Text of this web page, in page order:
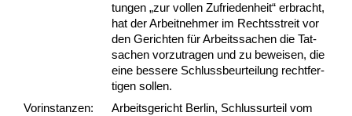
tun­gen „zur vol­len Zu­frie­den­heit“ er­bracht,
hat der Ar­beit­neh­mer im Rechts­streit vor
den Ge­rich­ten für Ar­beits­sa­chen die Tat­
sa­chen vor­zu­tra­gen und zu be­wei­sen, die
ei­ne bes­se­re Schluss­be­ur­tei­lung recht­fer­
ti­gen sol­len.
Vor­ins­tan­zen:
Arbeitsgericht Berlin, Schlussurteil vom